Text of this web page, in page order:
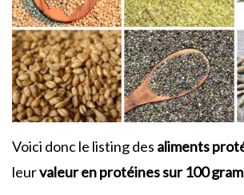
Voici donc le listing des aliments
leurvaleur en protéines sur 100